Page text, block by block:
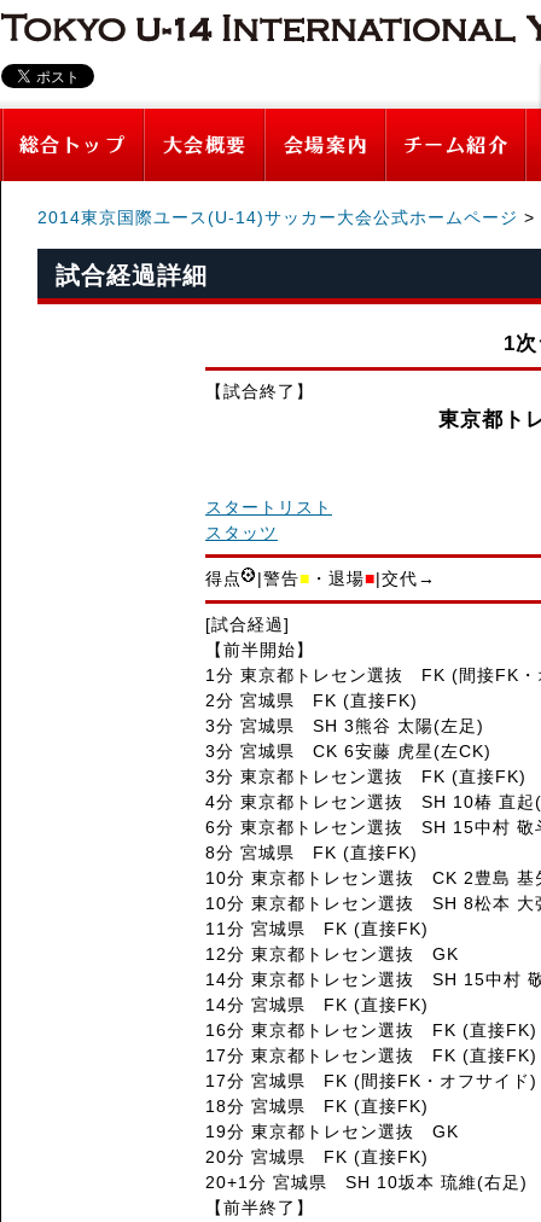
2014東京国際ユース(U-14)サッカー大会公式ホームページ >
試合経過詳細
1
【試合終了】
東京都ト
スタートリスト
スタッツ
得点 |警告■ ・退場■|交代→
[試合経過]
【前半開始】
1分 東京都トレセン選抜 FK (間接FK・
2分 宮城県 FK (直接FK)
3分 宮城県 SH 3熊谷 太陽(左足)
3分 宮城県 CK 6安藤 虎星(左CK)
3分 東京都トレセン選抜 FK (直接FK)
4分 東京都トレセン選抜 SH 10椿 直起
6分 東京都トレセン選抜 SH 15中村 敬
8分 宮城県 FK (直接FK)
10分 東京都トレセン選抜 CK 2豊島 基
10分 東京都トレセン選抜 SH 8松本 大
11分 宮城県 FK (直接FK)
12分 東京都トレセン選抜 GK
14分 東京都トレセン選抜 SH 15中村
14分 宮城県 FK (直接FK)
16分 東京都トレセン選抜 FK (直接FK)
17分 東京都トレセン選抜 FK (直接FK)
17分 宮城県 FK (間接FK・オフサイド)
18分 宮城県 FK (直接FK)
19分 東京都トレセン選抜 GK
20分 宮城県 FK (直接FK)
20+1分 宮城県 SH 10坂本 琉維(右足)
【前半終了】